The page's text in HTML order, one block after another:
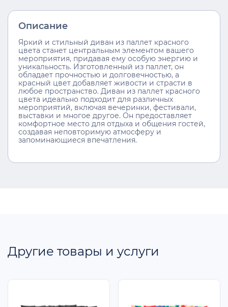
Описание
Яркий и стильный диван из паллет красного
цвета станет центральным элементом вашего
мероприятия, придавая ему особую энергию и
уникальность. Изготовленный из паллет, он
обладает прочностью и долговечностью, а
красный цвет добавляет живости и страсти в
любое пространство. Диван из паллет красного
цвета идеально подходит для различных
мероприятий, включая вечеринки, фестивали,
выставки и многое другое. Он предоставляет
комфортное место для отдыха и общения гостей,
создавая неповторимую атмосферу и
запоминающиеся впечатления.
Другие товары и услуги